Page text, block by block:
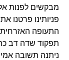
מבקשים לפנות
פניותינו פרטנו
התעופה האזרחית
תפקוד שדה דב